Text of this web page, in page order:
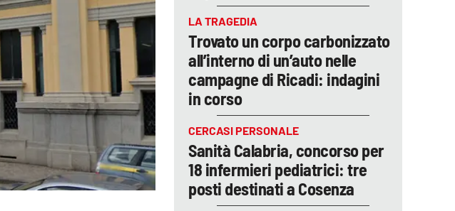
LA TRAGEDIA
Trovato un corpo carbonizzato
all’interno di un’auto nelle
campagne di Ricadi: indagini
in corso
CERCASI PERSONALE
Sanità Calabria, concorso per
18 infermieri pediatrici: tre
posti destinati a Cosenza